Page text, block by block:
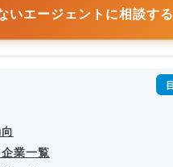
いエージェントに相談する
業一覧